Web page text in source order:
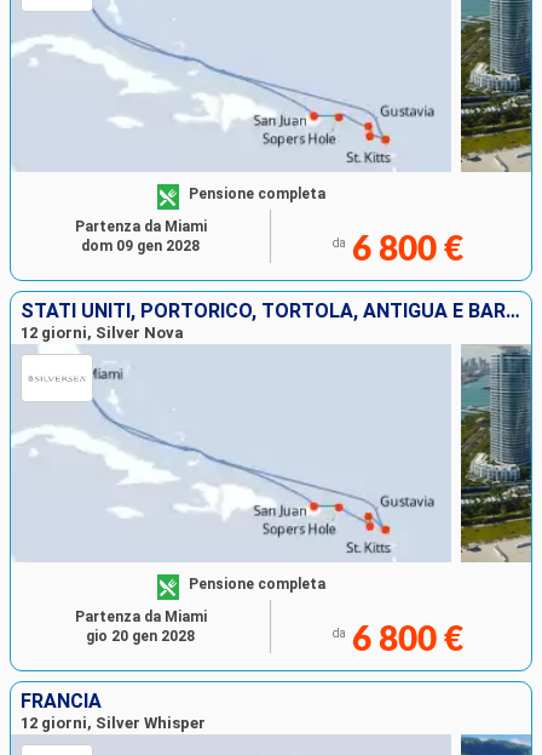
Pensione completa
da 6 800 €
Partenza da Miami
dom 09 gen 2028
STATI UNITI, PORTORICO, TORTOLA, ANTIGUA E BARBUDA, FRANCIA
12 giorni, Silver Nova
Pensione completa
da 6 800 €
Partenza da Miami
gio 20 gen 2028
FRANCIA
12 giorni, Silver Whisper